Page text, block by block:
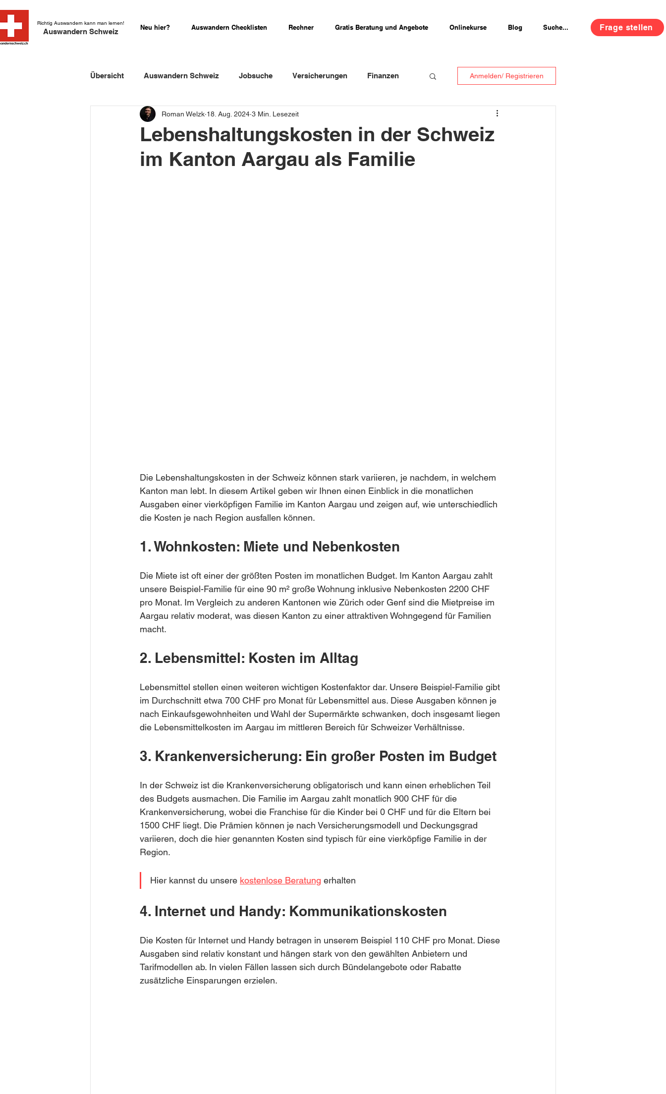
Richtig Auswandern kann man lernen!
Auswandern Schweiz Neu hier? Auswandern Checklisten Rechner Gratis Beratung und Angebote Onlinekurse Blog Suche... Frage stellen
Übersicht Auswandern Schweiz Jobsuche Versicherungen Finanzen
Einbürgerung Schweiz Schweizer Firmenportraits
Schweizer Kurzgeschichten Erfahrungsberichte
Anmelden/ Registrieren
Lebenshaltungskosten in der Schweiz
im Kanton Aargau als Familie
Roman Welzk 18. Aug. 2024 3 Min. Lesezeit
Die Lebenshaltungskosten in der Schweiz können stark variieren, je nachdem, in welchem
Kanton man lebt. In diesem Artikel geben wir Ihnen einen Einblick in die monatlichen
Ausgaben einer vierköpfigen Familie im Kanton Aargau und zeigen auf, wie unterschiedlich
die Kosten je nach Region ausfallen können.
1. Wohnkosten: Miete und Nebenkosten
Die Miete ist oft einer der größten Posten im monatlichen Budget. Im Kanton Aargau zahlt
unsere Beispiel-Familie für eine 90 m² große Wohnung inklusive Nebenkosten 2200 CHF
pro Monat. Im Vergleich zu anderen Kantonen wie Zürich oder Genf sind die Mietpreise im
Aargau relativ moderat, was diesen Kanton zu einer attraktiven Wohngegend für Familien
macht.
2. Lebensmittel: Kosten im Alltag
Lebensmittel stellen einen weiteren wichtigen Kostenfaktor dar. Unsere Beispiel-Familie gibt
im Durchschnitt etwa 700 CHF pro Monat für Lebensmittel aus. Diese Ausgaben können je
nach Einkaufsgewohnheiten und Wahl der Supermärkte schwanken, doch insgesamt liegen
die Lebensmittelkosten im Aargau im mittleren Bereich für Schweizer Verhältnisse.
3. Krankenversicherung: Ein großer Posten im Budget
In der Schweiz ist die Krankenversicherung obligatorisch und kann einen erheblichen Teil
des Budgets ausmachen. Die Familie im Aargau zahlt monatlich 900 CHF für die
Krankenversicherung, wobei die Franchise für die Kinder bei 0 CHF und für die Eltern bei
1500 CHF liegt. Die Prämien können je nach Versicherungsmodell und Deckungsgrad
variieren, doch die hier genannten Kosten sind typisch für eine vierköpfige Familie in der
Region.
Hier kannst du unsere kostenlose Beratung erhalten
4. Internet und Handy: Kommunikationskosten
Die Kosten für Internet und Handy betragen in unserem Beispiel 110 CHF pro Monat. Diese
Ausgaben sind relativ konstant und hängen stark von den gewählten Anbietern und
Tarifmodellen ab. In vielen Fällen lassen sich durch Bündelangebote oder Rabatte
zusätzliche Einsparungen erzielen.